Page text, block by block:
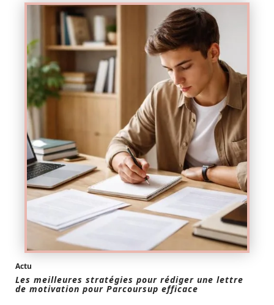
Actu
Les meilleures stratégies pour rédiger une lettre
de motivation pour Parcoursup efficace